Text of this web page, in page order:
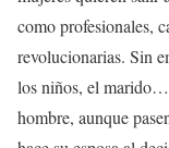
como profesionales,
revolucionarias. Sin
los niños, el marido…
hombre, aunque